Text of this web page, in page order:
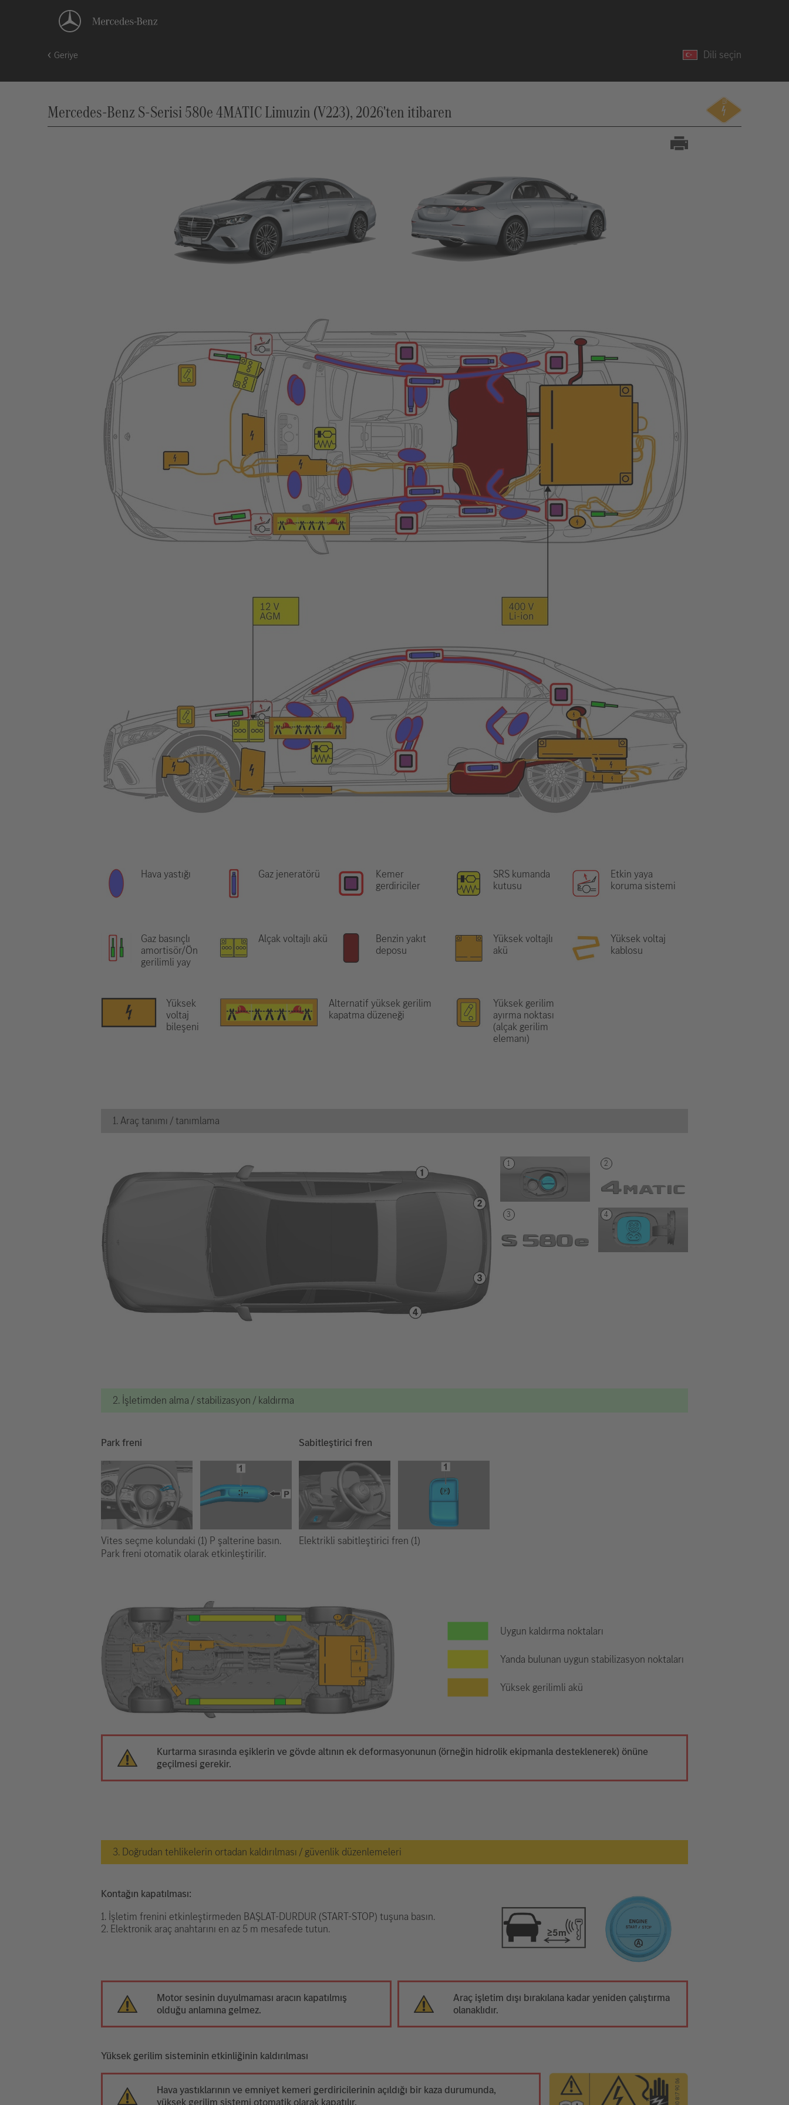
Geriye Dili seçin
Mercedes-Benz S-Serisi 580e 4MATIC Limuzin (V223), 2026'ten itibaren
Hava yastığı Gaz jeneratörü
Kemer
gerdiriciler
SRS kumanda
kutusu
Etkin yaya
koruma sistemi
Gaz basınçlı
amortisör/Ön
gerilimli yay
Alçak voltajlı akü
Benzin yakıt
deposu
Yüksek voltajlı
akü
Yüksek voltaj
kablosu
Yüksek
voltaj
bileşeni
Alternatif yüksek gerilim
kapatma düzeneği
Yüksek gerilim
ayırma noktası
(alçak gerilim
elemanı)
1. Araç tanımı / tanımlama
2. İşletimden alma / stabilizasyon / kaldırma
Park freni
Vites seçme kolundaki (1) P şalterine basın.
Park freni otomatik olarak etkinleştirilir.
Sabitleştirici fren
Elektrikli sabitleştirici fren (1)
Uygun kaldırma noktaları
Yanda bulunan uygun stabilizasyon noktaları
Yüksek gerilimli akü
Kurtarma sırasında eşiklerin ve gövde altının ek deformasyonunun (örneğin hidrolik ekipmanla desteklenerek) önüne
geçilmesi gerekir.
3. Doğrudan tehlikelerin ortadan kaldırılması / güvenlik düzenlemeleri
Kontağın kapatılması:
1. İşletim frenini etkinleştirmeden BAŞLAT-DURDUR (START-STOP) tuşuna basın.
2. Elektronik araç anahtarını en az 5 m mesafede tutun.
Motor sesinin duyulmaması aracın kapatılmış
olduğu anlamına gelmez.
Araç işletim dışı bırakılana kadar yeniden çalıştırma
olanaklıdır.
Yüksek gerilim sisteminin etkinliğinin kaldırılması
Hava yastıklarının ve emniyet kemeri gerdiricilerinin açıldığı bir kaza durumunda,
yüksek gerilim sistemi otomatik olarak kapatılır.